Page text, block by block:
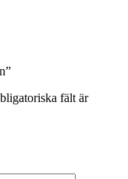
fält är